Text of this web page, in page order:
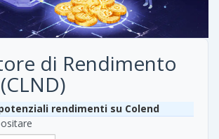
di Rendimento
rendimenti su Colend